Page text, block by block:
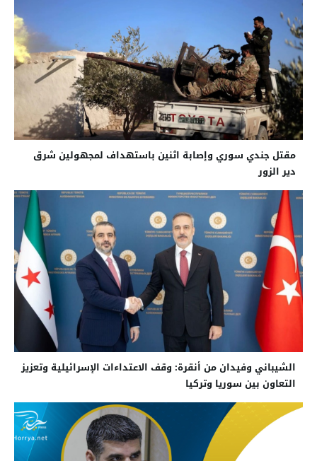
مقتل جندي سوري وإصابة اثنين باستهداف لمجهولين شرق
دير الزور
الشيباني وفيدان من أنقرة: وقف الاعتداءات الإسرائيلية وتعزيز
التعاون بين سوريا وتركيا